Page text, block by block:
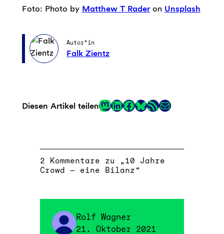
Foto: Photo by Matthew T Raderon Unsplash
Autor*in
Falk Zientz
Diesen Artikel teilenMastodon
LinkedIn
Facebook
LinkRSS-Feed
E-Mail
2 Kommentare zu „10 Jahre
Crowd – eine Bilanz“
Rolf Wagner
21. Oktober 2021